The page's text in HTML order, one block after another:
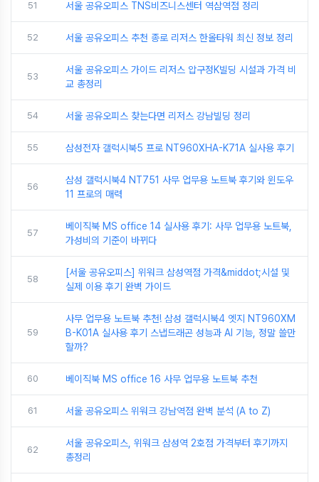
51 서울 공유오피스 TNS비즈니스센터 역삼역점 정리
52 서울 공유오피스 추천 종로 리저스 한올타워 최신 정보 정리
53
서울 공유오피스 가이드 리저스 압구정K빌딩 시설과 가격 비
교 총정리
54 서울 공유오피스 찾는다면 리저스 강남빌딩 정리
55 삼성전자 갤럭시북5 프로 NT960XHA-K71A 실사용 후기
56
삼성 갤럭시북4 NT751 사무 업무용 노트북 후기와 윈도우
11 프로의 매력
57
베이직북 MS office 14 실사용 후기: 사무 업무용 노트북,
가성비의 기준이 바뀌다
58
[서울 공유오피스] 위워크 삼성역점 가격&middot;시설 및
실제 이용 후기 완벽 가이드
59
사무 업무용 노트북 추천! 삼성 갤럭시북4 엣지 NT960XM
B-K01A 실사용 후기 스냅드래곤 성능과 AI 기능, 정말 쓸만
할까?
60 베이직북 MS office 16 사무 업무용 노트북 추천
61 서울 공유오피스 위워크 강남역점 완벽 분석 (A to Z)
62
서울 공유오피스, 위워크 삼성역 2호점 가격부터 후기까지
총정리